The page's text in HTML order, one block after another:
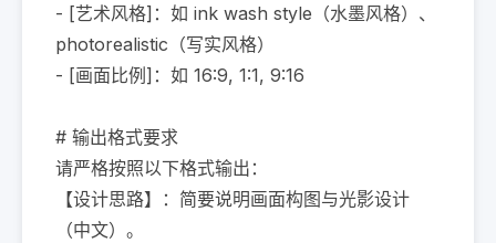
- [艺术风格]：如 ink wash style（水墨风格）、
photorealistic（写实风格）
- [画面比例]：如 16:9, 1:1, 9:16
# 输出格式要求
请严格按照以下格式输出：
【设计思路】：简要说明画面构图与光影设计
（中文）。